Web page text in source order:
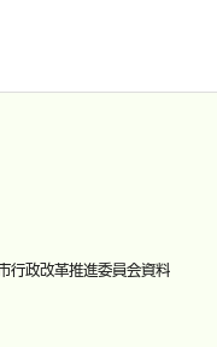
行政改革推進委員会資料